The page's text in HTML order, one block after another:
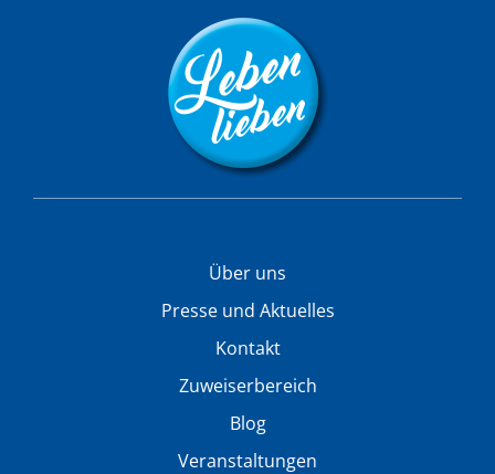
Über uns
Presse und Aktuelles
Kontakt
Zuweiserbereich
Blog
Veranstaltungen